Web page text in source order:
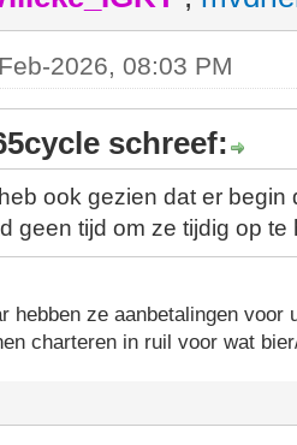
2026, 08:03 PM
schreef:
ook gezien dat er
geen tijd om ze tijdig op te
hebben ze aanbetalingen
charteren in ruil voor wat